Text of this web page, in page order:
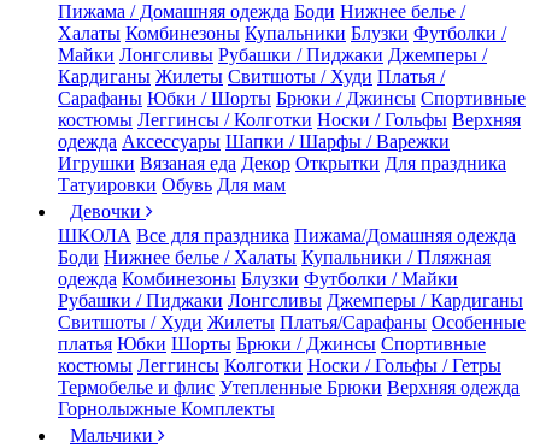
Пижама / Домашняя одежда Боди Нижнее белье /
Халаты Комбинезоны Купальники Блузки Футболки /
Майки Лонгсливы Рубашки / Пиджаки Джемперы /
Кардиганы Жилеты Свитшоты / Худи Платья /
Сарафаны Юбки / Шорты Брюки / Джинсы Спортивные
костюмы Леггинсы / Колготки Носки / Гольфы Верхняя
одежда Аксессуары Шапки / Шарфы / Варежки
Игрушки Вязаная еда Декор Открытки Для праздника
Татуировки Обувь Для мам
Девочки
ШКОЛА Все для праздника Пижама/Домашняя одежда
Боди Нижнее белье / Халаты Купальники / Пляжная
одежда Комбинезоны Блузки Футболки / Майки
Рубашки / Пиджаки Лонгсливы Джемперы / Кардиганы
Свитшоты / Худи Жилеты Платья/Сарафаны Особенные
платья Юбки Шорты Брюки / Джинсы Спортивные
костюмы Леггинсы Колготки Носки / Гольфы / Гетры
Термобелье и флис Утепленные Брюки Верхняя одежда
Горнолыжные Комплекты
Мальчики